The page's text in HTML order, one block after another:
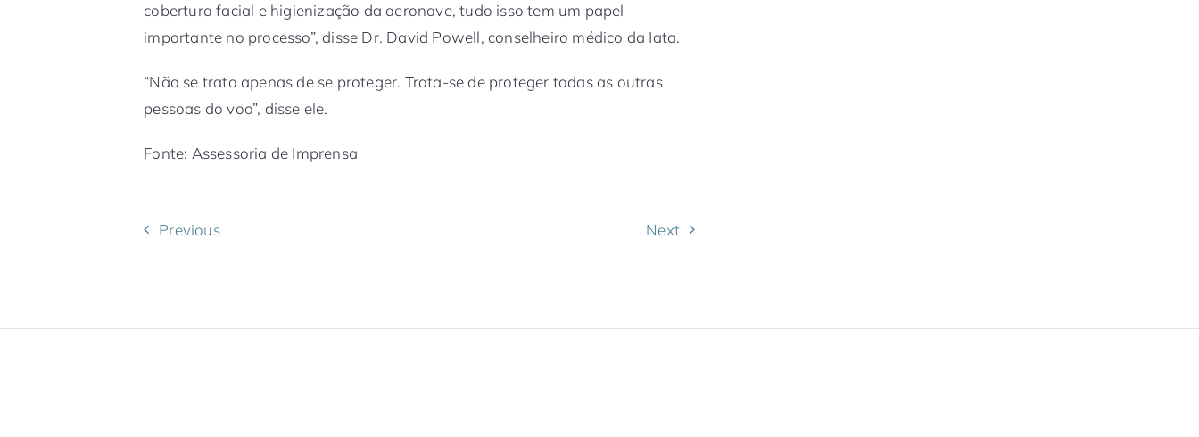
cobertura facial e higienização da aeronave, tudo isso tem um papel
importante no processo”, disse Dr. David Powell, conselheiro médico da Iata.
“Não se trata apenas de se proteger. Trata-se de proteger todas as outras
pessoas do voo”, disse ele.
Fonte: Assessoria de Imprensa
Previous Next